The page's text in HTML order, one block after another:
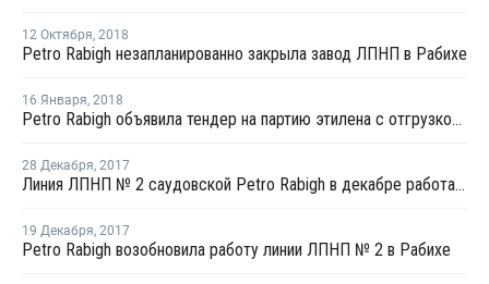
12 Октября, 2018
Petro Rabigh незапланированно закрыла завод ЛПНП в Рабихе
16 Января, 2018
Petro Rabigh объявила тендер на партию этилена с отгрузкой в начале февраля
28 Декабря, 2017
Линия ЛПНП № 2 саудовской Petro Rabigh в декабре работает в штатном режиме после перезапуска
19 Декабря, 2017
Petro Rabigh возобновила работу линии ЛПНП № 2 в Рабихе